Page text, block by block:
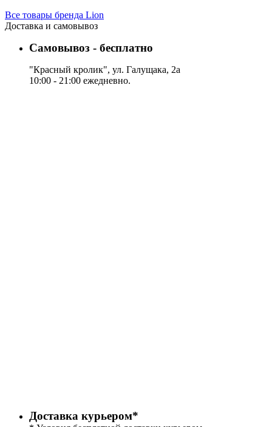
Все товары бренда Lion
Доставка и самовывоз
Самовывоз - бесплатно
"Красный кролик", ул. Галущака, 2а
10:00 - 21:00 ежедневно.
Доставка курьером*